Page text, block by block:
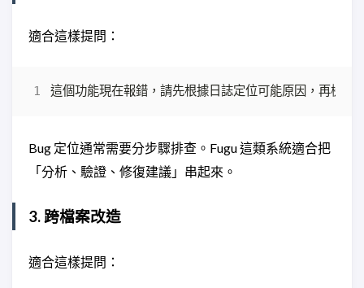
適合這樣提問：
Bug 定位通常需要分步驟排查。Fugu 這類系統適合把
「分析、驗證、修復建議」串起來。
3. 跨檔案改造
適合這樣提問：